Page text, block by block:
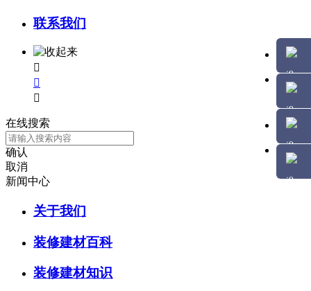
联系我们



在线搜索
确认
取消
新闻中心
关于我们
装修建材百科
装修建材知识